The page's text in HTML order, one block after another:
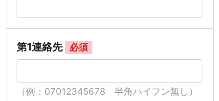
第1連絡先 必須
（例：07012345678 半角ハイフン無し）